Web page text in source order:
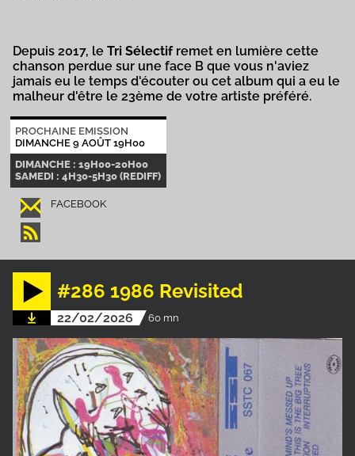
Depuis 2017, le Tri Sélectifremet en lumière cette
chanson perdue sur une face B que vous n'aviez
jamais eu le temps d'écouter ou cet album qui a eu le
malheur d'être le 23ème de votre artiste préféré.
PROCHAINE EMISSION
DIMANCHE 9 AOÛT 19H00
DIMANCHE : 19H00-20H00
SAMEDI : 4H30-5H30 (REDIFF)
FACEBOOK
#286 1986 Revisited
22/02/2026 60 mn